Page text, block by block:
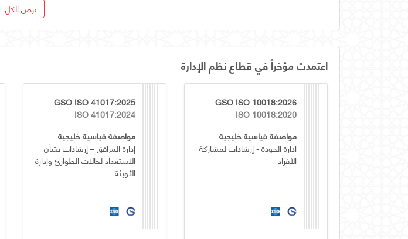
عرض الكل
اعتمدت مؤخراً في قطاع نظم الإدارة
GSO ISO 10018:2026
ISO 10018:2020
مواصفة قياسية خليجية
ادارة الجودة - إرشادات لمشاركة
الأفراد
GSO ISO 41017:2025
ISO 41017:2024
مواصفة قياسية خليجية
إدارة المرافق – إرشادات بشأن
الاستعداد لحالات الطوارئ وإدارة
الأوبئة